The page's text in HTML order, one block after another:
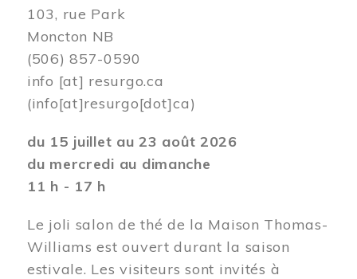
103, rue Park
Moncton NB
(506) 857-0590
info [at] resurgo.ca
(info[at]resurgo[dot]ca)
du 15 juillet au 23 août 2026
du mercredi au dimanche
11 h - 17 h
Le joli salon de thé de la Maison Thomas-
Williams est ouvert durant la saison
estivale. Les visiteurs sont invités à